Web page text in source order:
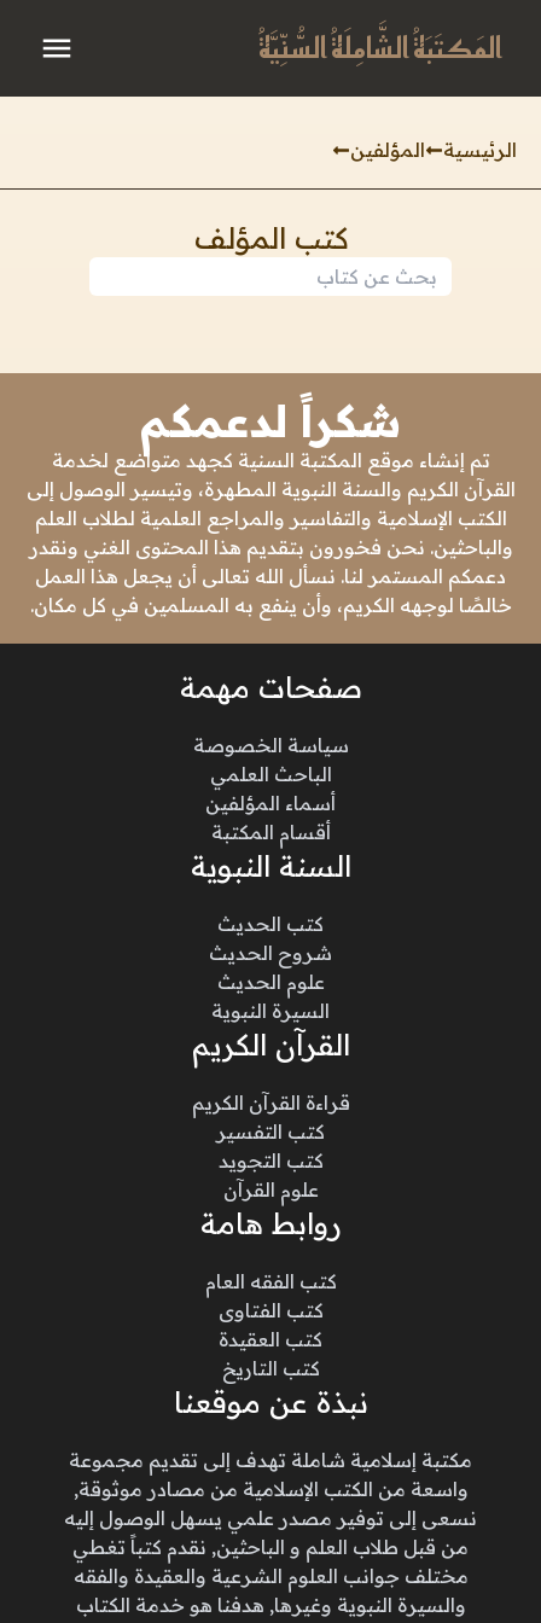
المَكتَبَةُ الشَّامِلَةُ السُّنِّيَّةُ
الرئيسية المؤلفين
كتب المؤلف
شكراً لدعمكم
تم إنشاء موقع المكتبة السنية كجهد متواضع لخدمة
القرآن الكريم والسنة النبوية المطهرة، وتيسير الوصول إلى
الكتب الإسلامية والتفاسير والمراجع العلمية لطلاب العلم
والباحثين. نحن فخورون بتقديم هذا المحتوى الغني ونقدر
دعمكم المستمر لنا. نسأل الله تعالى أن يجعل هذا العمل
خالصًا لوجهه الكريم، وأن ينفع به المسلمين في كل مكان.
صفحات مهمة
سياسة الخصوصة
الباحث العلمي
أسماء المؤلفين
أقسام المكتبة
السنة النبوية
كتب الحديث
شروح الحديث
علوم الحديث
السيرة النبوية
القرآن الكريم
قراءة القرآن الكريم
كتب التفسير
كتب التجويد
علوم القرآن
روابط هامة
كتب الفقه العام
كتب الفتاوى
كتب العقيدة
كتب التاريخ
نبذة عن موقعنا
مكتبة إسلامية شاملة تهدف إلى تقديم مجموعة
واسعة من الكتب الإسلامية من مصادر موثوقة,
نسعى إلى توفير مصدر علمي يسهل الوصول إليه
من قبل طلاب العلم و الباحثين, نقدم كتباً تغطي
مختلف جوانب العلوم الشرعية والعقيدة والفقه
والسيرة النبوية وغيرها, هدفنا هو خدمة الكتاب